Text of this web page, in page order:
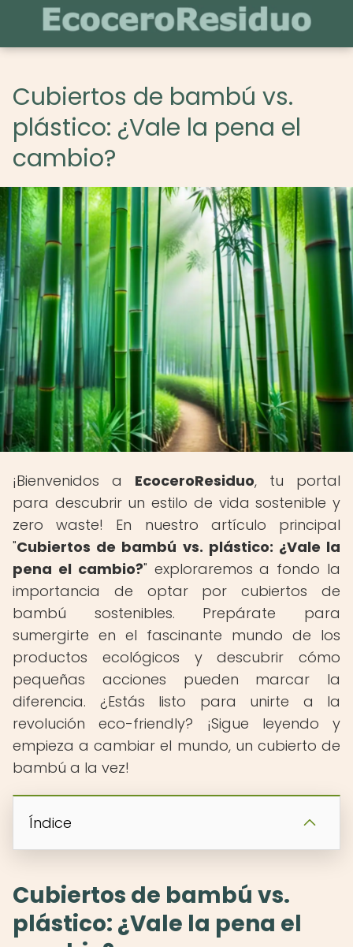
Cubiertos de bambú vs.
plástico: ¿Vale la pena el
cambio?
¡Bienvenidos a EcoceroResiduo, tu portal
para descubrir un estilo de vida sostenible y
zero waste! En nuestro artículo principal
"Cubiertos de bambú vs. plástico: ¿Vale la
pena el cambio?" exploraremos a fondo la
importancia de optar por cubiertos de
bambú sostenibles. Prepárate para
sumergirte en el fascinante mundo de los
productos ecológicos y descubrir cómo
pequeñas acciones pueden marcar la
diferencia. ¿Estás listo para unirte a la
revolución eco-friendly? ¡Sigue leyendo y
empieza a cambiar el mundo, un cubierto de
bambú a la vez!
Índice
Cubiertos de bambú vs.
plástico: ¿Vale la pena el